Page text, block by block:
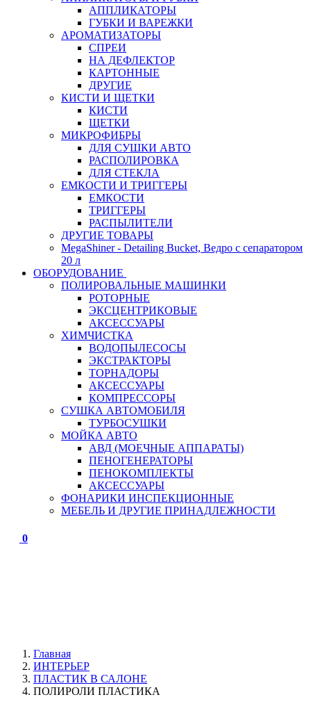
АППЛИКАТОРЫ
ГУБКИ И ВАРЕЖКИ
АРОМАТИЗАТОРЫ
СПРЕИ
НА ДЕФЛЕКТОР
КАРТОННЫЕ
ДРУГИЕ
КИСТИ И ЩЕТКИ
КИСТИ
ЩЕТКИ
МИКРОФИБРЫ
ДЛЯ СУШКИ АВТО
РАСПОЛИРОВКА
ДЛЯ СТЕКЛА
ЕМКОСТИ И ТРИГГЕРЫ
ЕМКОСТИ
ТРИГГЕРЫ
РАСПЫЛИТЕЛИ
ДРУГИЕ ТОВАРЫ
MegaShiner - Detailing Bucket, Ведро с сепаратором
20 л
ОБОРУДОВАНИЕ
ПОЛИРОВАЛЬНЫЕ МАШИНКИ
РОТОРНЫЕ
ЭКСЦЕНТРИКОВЫЕ
АКСЕССУАРЫ
ХИМЧИСТКА
ВОДОПЫЛЕСОСЫ
ЭКСТРАКТОРЫ
ТОРНАДОРЫ
АКСЕССУАРЫ
КОМПРЕССОРЫ
СУШКА АВТОМОБИЛЯ
ТУРБОСУШКИ
МОЙКА АВТО
АВД (МОЕЧНЫЕ АППАРАТЫ)
ПЕНОГЕНЕРАТОРЫ
ПЕНОКОМПЛЕКТЫ
АКСЕССУАРЫ
ФОНАРИКИ ИНСПЕКЦИОННЫЕ
МЕБЕЛЬ И ДРУГИЕ ПРИНАДЛЕЖНОСТИ
0
Главная
ИНТЕРЬЕР
ПЛАСТИК В САЛОНЕ
ПОЛИРОЛИ ПЛАСТИКА